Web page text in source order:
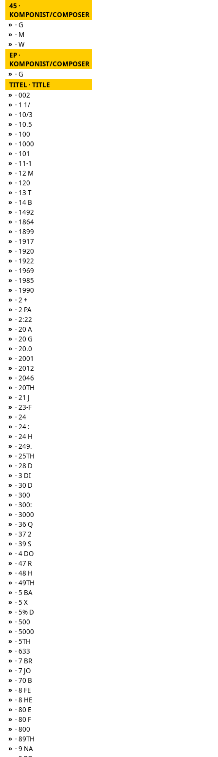
45 ·
KOMPONIST/COMPOSER
» · G
» · M
» · W
EP ·
KOMPONIST/COMPOSER
» · G
TITEL · TITLE
» · 002
» · 1 1/
» · 10/3
» · 10.5
» · 100
» · 1000
» · 101
» · 11-1
» · 12 M
» · 120
» · 13 T
» · 14 B
» · 1492
» · 1864
» · 1899
» · 1917
» · 1920
» · 1922
» · 1969
» · 1985
» · 1990
» · 2 +
» · 2 PA
» · 2:22
» · 20 A
» · 20 G
» · 20.0
» · 2001
» · 2012
» · 2046
» · 20TH
» · 21 J
» · 23-F
» · 24
» · 24 :
» · 24 H
» · 249.
» · 25TH
» · 28 D
» · 3 DI
» · 30 D
» · 300
» · 300:
» · 3000
» · 36 Q
» · 37'2
» · 39 S
» · 4 DO
» · 47 R
» · 48 H
» · 49TH
» · 5 BA
» · 5 X
» · 5% D
» · 500
» · 5000
» · 5TH
» · 633
» · 7 BR
» · 7 JO
» · 70 B
» · 8 FE
» · 8 HE
» · 80 E
» · 80 F
» · 800
» · 89TH
» · 9 NA